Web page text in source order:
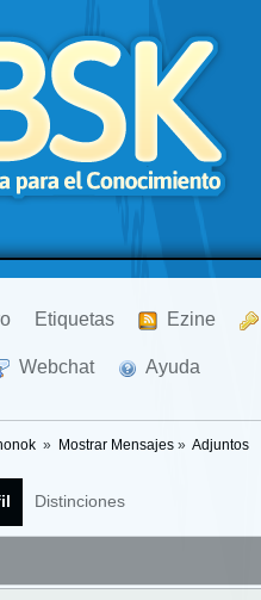
Etiquetas Ezine
Webchat Ayuda
» Mostrar Mensajes» Adjuntos
Distinciones